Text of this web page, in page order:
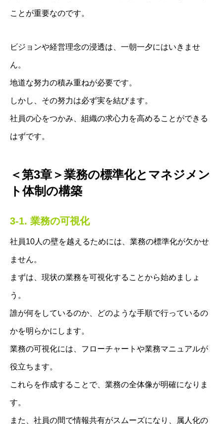
ことが重要なのです。
ビジョンや経営理念の浸透は、一朝一夕にはいきませ
ん。
地道な努力の積み重ねが必要です。
しかし、その努力は必ず実を結びます。
社員の心をつかみ、組織の求心力を高めることができる
はずです。
＜第3章＞業務の標準化とマネジメン
ト体制の構築
3-1. 業務の可視化
社員10人の壁を越えるためには、業務の標準化が欠かせ
ません。
まずは、現状の業務を可視化することから始めましょ
う。
誰が何をしているのか、どのような手順で行っているの
かを明らかにします。
業務の可視化には、フローチャートや業務マニュアルが
役立ちます。
これらを作成することで、業務の全体像が明確になりま
す。
また、社員の間で情報共有がスムーズになり、属人化の